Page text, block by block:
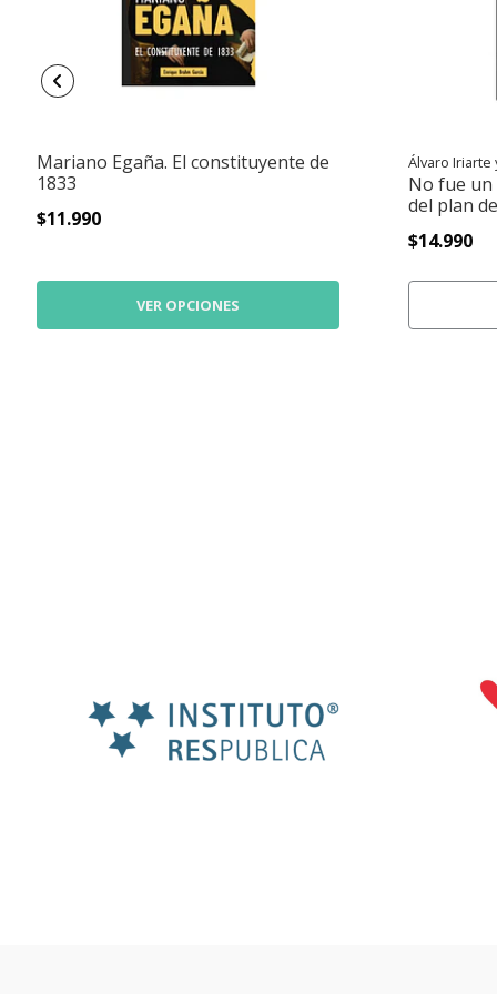
Mariano Egaña. El constituyente de
1833
$11.990
VER OPCIONES
Álvaro Iriarte
No fue un
del plan
$14.990